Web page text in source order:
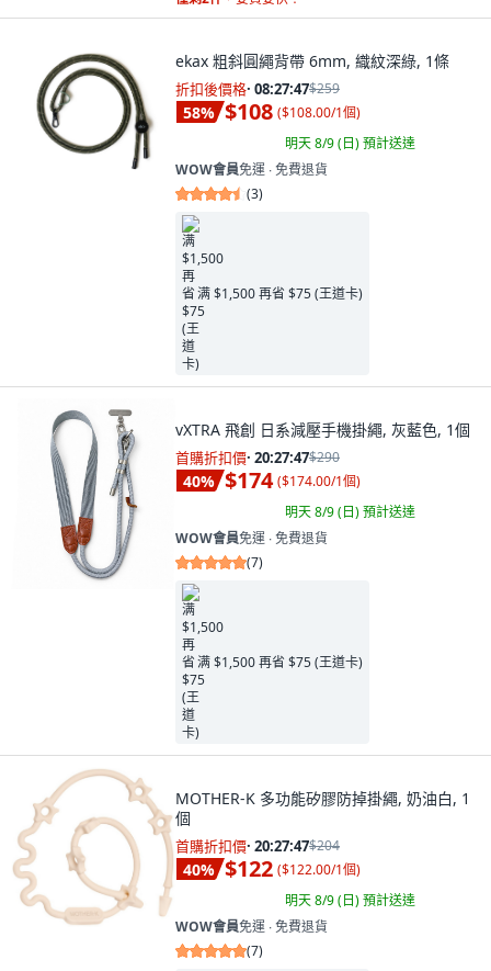
ekax 粗斜圓繩背帶 6mm, 織紋深綠, 1條
折扣後價格· 08:27:46$259
58% $108 ($108.00/1個)
明天 8/9 (日)預計送達
WOW會員免運 ∙ 免費退貨
(3)
满 $1,500 再省 $75 (王道卡)
vXTRA 飛創 日系減壓手機掛繩, 灰藍色, 1個
首購折扣價· 20:27:46$290
40% $174 ($174.00/1個)
明天 8/9 (日)預計送達
WOW會員免運 ∙ 免費退貨
(7)
满 $1,500 再省 $75 (王道卡)
MOTHER-K 多功能矽膠防掉掛繩, 奶油白, 1
個
首購折扣價· 20:27:46$204
40% $122 ($122.00/1個)
明天 8/9 (日)預計送達
WOW會員免運 ∙ 免費退貨
(7)